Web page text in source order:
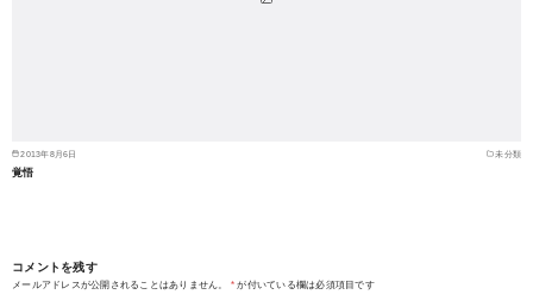
2013年8月6日 未分類
覚悟
コメントを残す
メールアドレスが公開されることはありません。 * が付いている欄は必須項目です